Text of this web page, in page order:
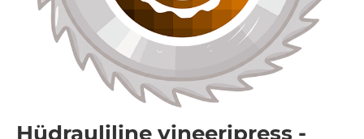
Hüdrauliline vineeripress -